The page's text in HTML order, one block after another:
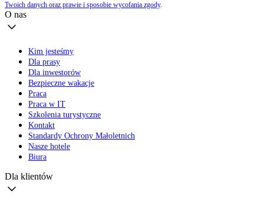
Twoich danych oraz prawie i sposobie wycofania zgody.
O nas
Kim jesteśmy
Dla prasy
Dla inwestorów
Bezpieczne wakacje
Praca
Praca w IT
Szkolenia turystyczne
Kontakt
Standardy Ochrony Małoletnich
Nasze hotele
Biura
Dla klientów